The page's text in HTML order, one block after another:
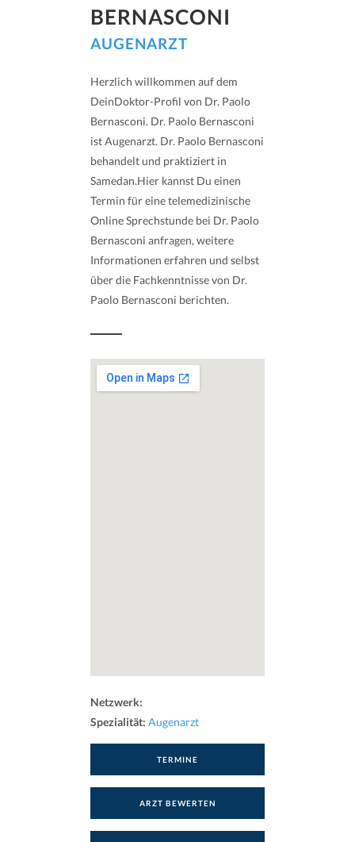
BERNASCONI
AUGENARZT
Herzlich willkommen auf dem
DeinDoktor-Profil von Dr. Paolo
Bernasconi. Dr. Paolo Bernasconi
ist Augenarzt. Dr. Paolo Bernasconi
behandelt und praktiziert in
Samedan.Hier kannst Du einen
Termin für eine telemedizinische
Online Sprechstunde bei Dr. Paolo
Bernasconi anfragen, weitere
Informationen erfahren und selbst
über die Fachkenntnisse von Dr.
Paolo Bernasconi berichten.
Netzwerk:
Spezialität: Augenarzt
TERMINE
ARZT BEWERTEN